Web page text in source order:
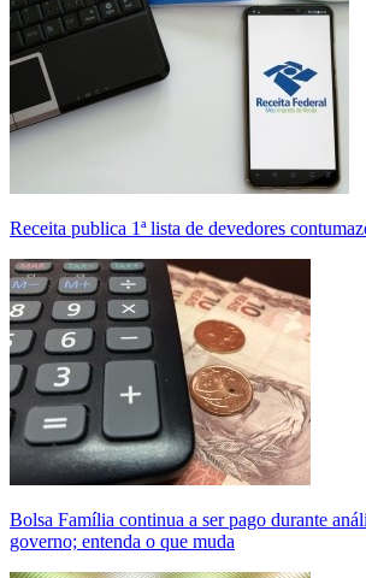
Receita publica 1ª lista de devedores
Bolsa Família continua a ser pago durante
governo; entenda o que muda